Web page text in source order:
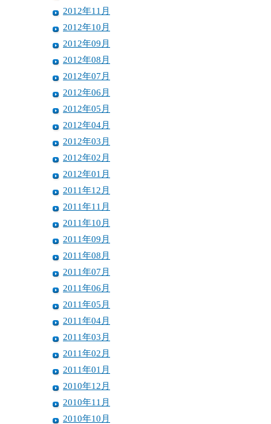
2012年11月
2012年10月
2012年09月
2012年08月
2012年07月
2012年06月
2012年05月
2012年04月
2012年03月
2012年02月
2012年01月
2011年12月
2011年11月
2011年10月
2011年09月
2011年08月
2011年07月
2011年06月
2011年05月
2011年04月
2011年03月
2011年02月
2011年01月
2010年12月
2010年11月
2010年10月